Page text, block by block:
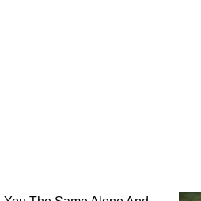
স্নেহভাজন কারও সঙ্গে